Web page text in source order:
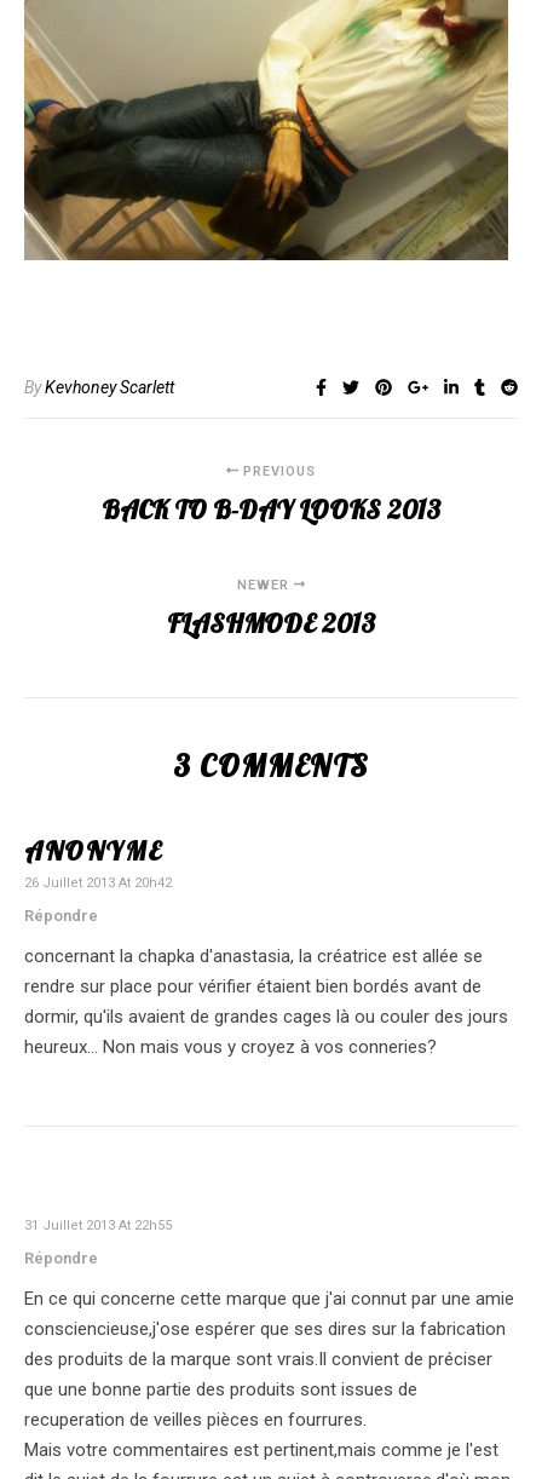
ByKevhoney Scarlett
PREVIOUS
BACK TO B-DAY LOOKS 2013
NEWER
FLASHMODE 2013
3 COMMENTS
ANONYME
26 Juillet 2013 At 20h42
Répondre
concernant la chapka d'anastasia, la créatrice est allée se
rendre sur place pour vérifier étaient bien bordés avant de
dormir, qu'ils avaient de grandes cages là ou couler des jours
heureux… Non mais vous y croyez à vos conneries?
31 Juillet 2013 At 22h55
Répondre
En ce qui concerne cette marque que j'ai connut par une amie
consciencieuse,j'ose espérer que ses dires sur la fabrication
des produits de la marque sont vrais.Il convient de préciser
que une bonne partie des produits sont issues de
recuperation de veilles pièces en fourrures.
Mais votre commentaires est pertinent,mais comme je l'est